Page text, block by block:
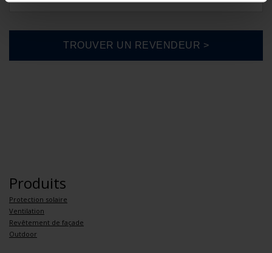
Produits
Protection solaire
Ventilation
Revêtement de façade
Outdoor